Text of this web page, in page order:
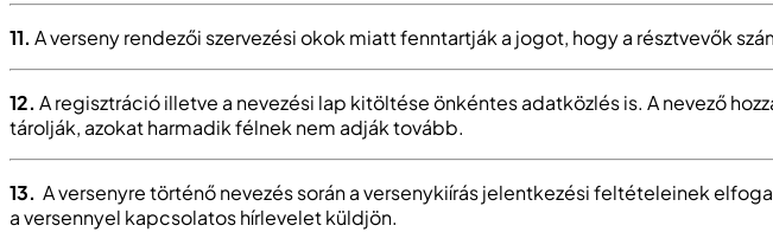
11. A verseny rendezői szervezési okok miatt fenntartják a jogot, hogy a résztvevők
12. A regisztráció illetve a nevezési lap kitöltése önkéntes adatközlés is. A nevező
tárolják, azokat harmadik félnek nem adják tovább.
13. A versenyre történő nevezés során a versenykiírás jelentkezési feltételeinek
a versennyel kapcsolatos hírlevelet küldjön.